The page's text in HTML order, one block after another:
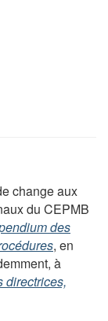
change aux
du CEPMB
des
, en
à
directrices,